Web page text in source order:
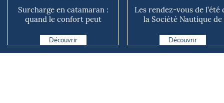
Surcharge en catamaran :
quand le confort peut
Découvrir
Les rendez-vous de l’été
la Société Nautique de
Découvrir